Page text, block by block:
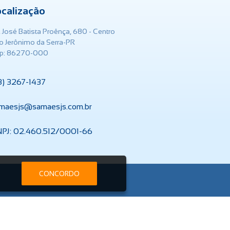
José Batista Proênça, 680 - Centro
Jerônimo da Serra-PR
86270-000
3267-1437
02.460.512/0001-66
CONCORDO